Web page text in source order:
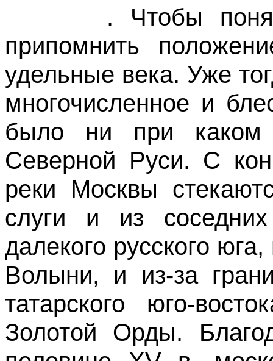
. Чтобы понять
припомнить
удельные века. Уже
многочисленное и
было ни при каком
Северной Руси. С
реки Москвы
слуги и из
далекого русского
Волыни, и из-за
татарского юго-
Золотой Орды.